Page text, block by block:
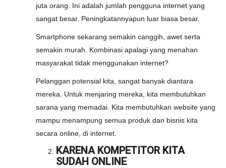
juta orang. Ini adalah jumlah pengguna internet yang
sangat besar. Peningkatannyapun luar biasa besar.
Smartphone sekarang semakin canggih, awet serta
semakin murah. Kombinasi apalagi yang menahan
masyarakat tidak menggunakan internet?
Pelanggan potensial kita, sangat banyak diantara
mereka. Untuk menjaring mereka, kita membutuhkan
sarana yang memadai. Kita membutuhkan website yang
mampu menampung semua produk dan bisnis kita
secara online, di internet.
KARENA KOMPETITOR KITA
SUDAH ONLINE